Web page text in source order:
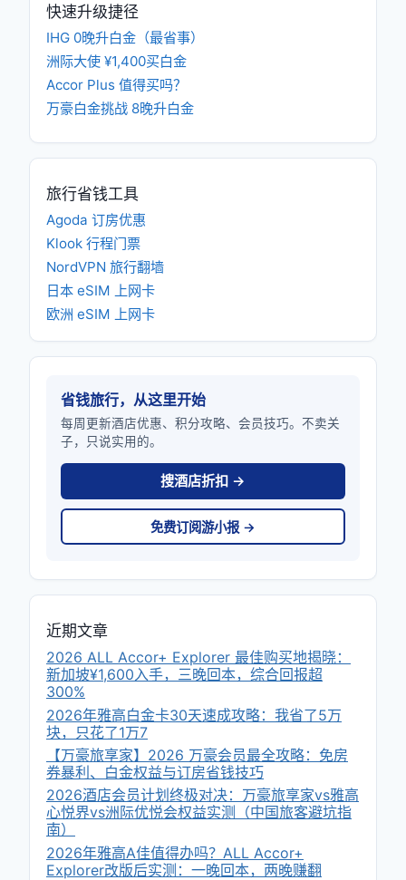
快速升级捷径
IHG 0晚升白金（最省事）
洲际大使 ¥1,400买白金
Accor Plus 值得买吗？
万豪白金挑战 8晚升白金
旅行省钱工具
Agoda 订房优惠
Klook 行程门票
NordVPN 旅行翻墙
日本 eSIM 上网卡
欧洲 eSIM 上网卡
省钱旅行，从这里开始
每周更新酒店优惠、积分攻略、会员技巧。不卖关
子，只说实用的。
搜酒店折扣 →
免费订阅游小报 →
近期文章
2026 ALL Accor+ Explorer 最佳购买地揭晓：
新加坡¥1,600入手，三晚回本，综合回报超
300%
2026年雅高白金卡30天速成攻略：我省了5万
块，只花了1万7
【万豪旅享家】2026 万豪会员最全攻略：免房
券暴利、白金权益与订房省钱技巧
2026酒店会员计划终极对决：万豪旅享家vs雅高
心悦界vs洲际优悦会权益实测（中国旅客避坑指
南）
2026年雅高A佳值得办吗？ALL Accor+
Explorer改版后实测：一晚回本，两晚赚翻